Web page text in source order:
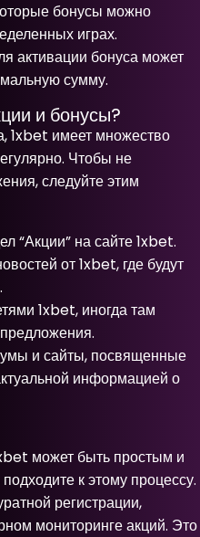
бонусы можно
играх.
активации бонуса может
сумму.
и бонусы?
1xbet имеет множество
Чтобы не
следуйте этим
“Акции” на сайте 1xbet.
от 1xbet, где будут
1xbet, иногда там
и сайты, посвященные
информацией о
может быть простым и
к этому процессу.
регистрации,
мониторинге акций. Это